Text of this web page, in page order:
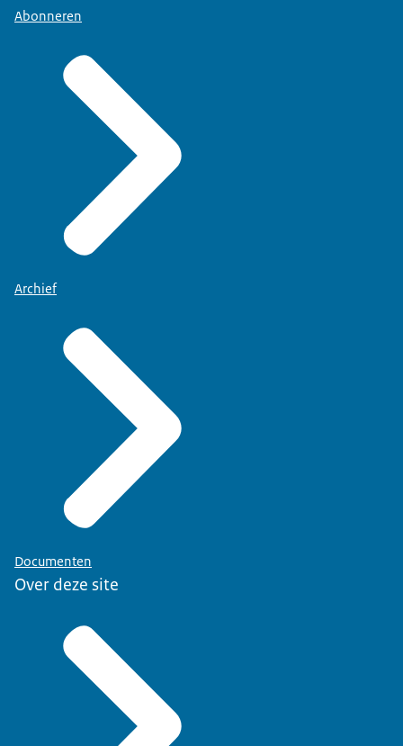
Abonneren
Archief
Documenten
Over deze site